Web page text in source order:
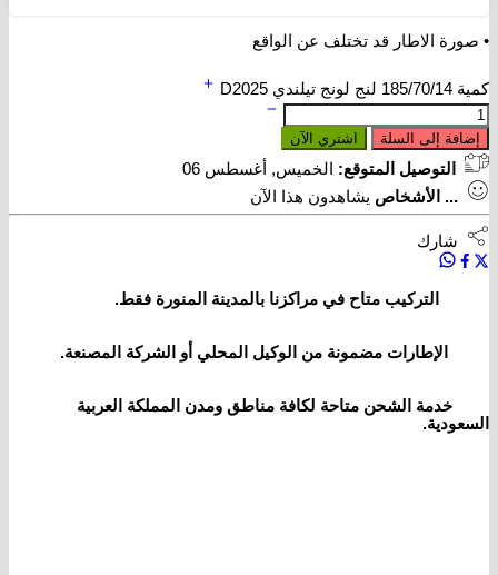
• صورة الاطار قد تختلف عن الواقع
كمية 185/70/14 لنج لونج تيلندي D2025
إضافة إلى السلة اشتري الآن
التوصيل المتوقع:
الخميس, أغسطس 06
...
الأشخاص يشاهدون هذا الآن
شارك
التركيب متاح في مراكزنا بالمدينة المنورة فقط.
الإطارات مضمونة من الوكيل المحلي أو الشركة المصنعة.
خدمة الشحن متاحة لكافة مناطق ومدن المملكة العربية
السعودية.